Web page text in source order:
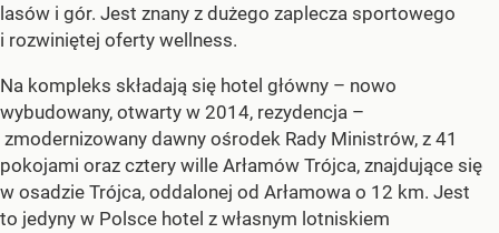
lasów i gór. Jest znany z dużego zaplecza sportowego
i rozwiniętej oferty wellness.
Na kompleks składają się hotel główny – nowo
wybudowany, otwarty w 2014, rezydencja –
zmodernizowany dawny ośrodek Rady Ministrów, z 41
pokojami oraz cztery wille Arłamów Trójca, znajdujące się
w osadzie Trójca, oddalonej od Arłamowa o 12 km. Jest
to jedyny w Polsce hotel z własnym lotniskiem